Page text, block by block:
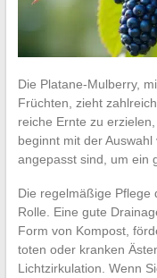
Die Platane-Mulberry,
Früchten, zieht
reiche Ernte zu
beginnt mit der
angepasst sind, um ein
Die regelmäßige Pflege
Rolle. Eine gute
Form von Kompost,
toten oder kranken
Lichtzirkulation. Wenn